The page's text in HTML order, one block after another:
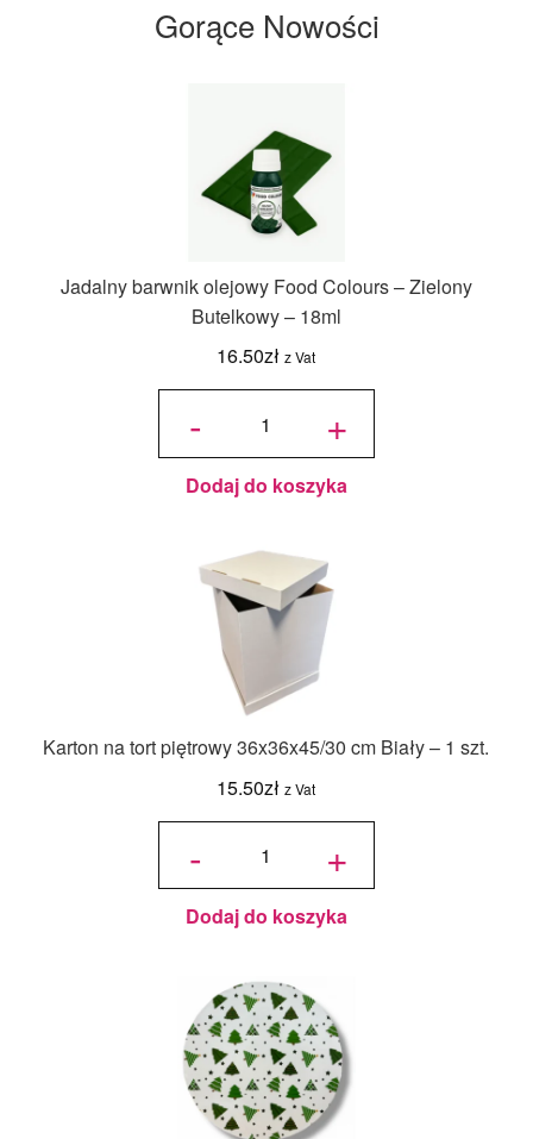
Gorące Nowości
Jadalny barwnik olejowy Food Colours – Zielony
Butelkowy – 18ml
16.50zł z Vat
-
ilość
olejowy
Food
Colours -
Zielony
Butelkowy
+
Dodaj do koszyka
Karton na tort piętrowy 36x36x45/30 cm Biały – 1 szt.
15.50zł z Vat
-
ilość Karton
36x36x45/30
cm Biały - 1
szt. +
Dodaj do koszyka